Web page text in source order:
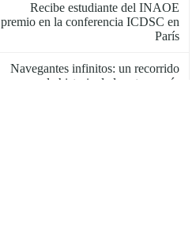
Recibe estudiante del INAOE
premio en la conferencia ICDSC en
París
Navegantes infinitos: un recorrido
por la historia de la astronomía